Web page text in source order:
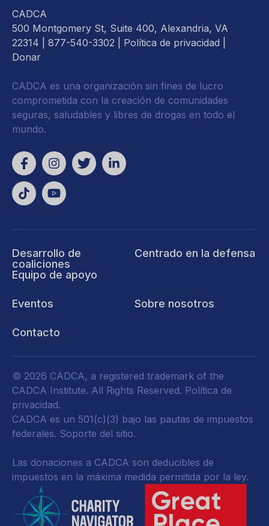
CADCA
500 Montgomery St, Suite 400, Alexandria, VA
22314 | 877-540-3302 | Política de privacidad
Donar
CADCA es una organización sin fines de lucro
comprometida con la creación de comunidades
seguras, saludables y libres de drogas en todo el
mundo.
Desarrollo de
coaliciones
Equipo de apoyo
Centrado en la defensa
Eventos Sobre nosotros
Contacto
© 2026 CADCA, a registered trademark of the
CADCA Institute. All Rights Reserved. Política de
privacidad.
CADCA es un 501(c)(3) bajo las pautas de impuestos
federales. Soporte del sitio.
Las donaciones a CADCA son deducibles de
impuestos en la máxima medida permitida por la ley.